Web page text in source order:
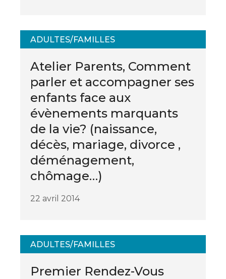
ADULTES/FAMILLES
Atelier Parents, Comment
parler et accompagner ses
enfants face aux
évènements marquants
de la vie? (naissance,
décès, mariage, divorce ,
déménagement,
chômage…)
22 avril 2014
ADULTES/FAMILLES
Premier Rendez-Vous